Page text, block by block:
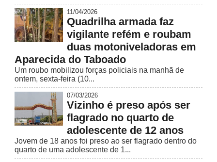
11/04/2026
Quadrilha armada faz
vigilante refém e roubam
duas motoniveladoras em
Aparecida do Taboado
Um roubo mobilizou forças policiais na manhã de
ontem, sexta-feira (10...
07/03/2026
Vizinho é preso após ser
flagrado no quarto de
adolescente de 12 anos
Jovem de 18 anos foi preso ao ser flagrado dentro do
quarto de uma adolescente de 1...